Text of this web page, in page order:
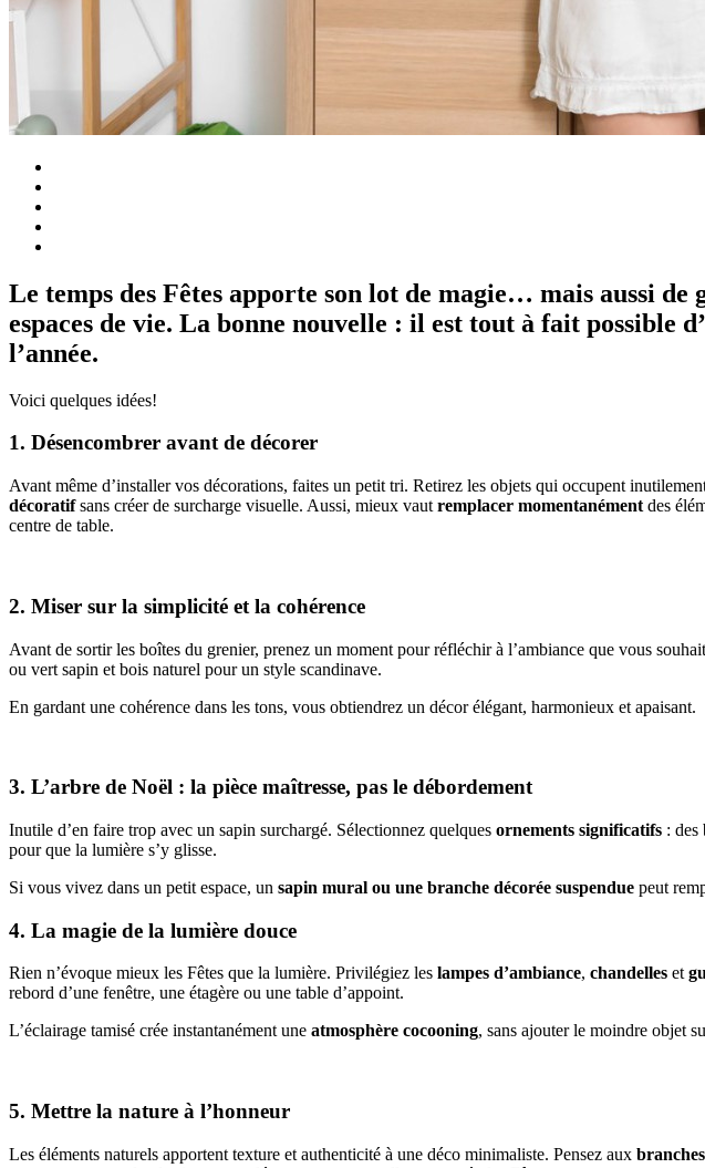
Le temps des Fêtes apporte son lot de magie… mais aussi
espaces de vie. La bonne nouvelle : il est tout à fait possible
l’année.
Voici quelques idées!
1. Désencombrer avant de décorer
Avant même d’installer vos décorations, faites un petit tri. Retirez les objets qui occupent
décoratifsans créer de surcharge visuelle. Aussi, mieux vaut remplacer momentanément des
centre de table.
2. Miser sur la simplicité et la cohérence
Avant de sortir les boîtes du grenier, prenez un moment pour réfléchir à l’ambiance que vous
ou vert sapin et bois naturel pour un style scandinave.
En gardant une cohérence dans les tons, vous obtiendrez un décor élégant, harmonieux et apaisant.
3. L’arbre de Noël : la pièce maîtresse, pas le débordement
Inutile d’en faire trop avec un sapin surchargé. Sélectionnez quelques ornements significatifs : des
pour que la lumière s’y glisse.
Si vous vivez dans un petit espace, un sapin mural ou une branche décorée suspendue peut
4. La magie de la lumière douce
Rien n’évoque mieux les Fêtes que la lumière. Privilégiez les lampes d’ambiance, chandelles et
rebord d’une fenêtre, une étagère ou une table d’appoint.
L’éclairage tamisé crée instantanément une atmosphère cocooning, sans ajouter le moindre objet
5. Mettre la nature à l’honneur
Les éléments naturels apportent texture et authenticité à une déco minimaliste. Pensez aux